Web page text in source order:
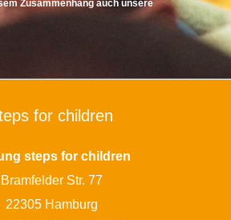
Zusammenhang auch unsere
for children
steps for children
Bramfelder Str. 77
22305 Hamburg